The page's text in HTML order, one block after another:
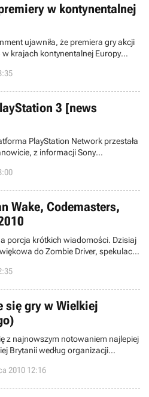
w kontynentalnej
ujawniła, że premiera gry akcji
krajach kontynentalnej Europy
trafi zatem na nasze półki
w Wielkiej Brytanii i zaledwie
3 [news
PlayStation Network przestała
z informacji Sony
wynika, że użytkownicy
potrafią zalogować się do
Wake, Codemasters,
porcja krótkich wiadomości. Dzisiaj
do Zombie Driver, spekulacje
dodatek DLC do
do lektury.
się gry w Wielkiej
z najnowszym notowaniem najlepiej
Brytanii według organizacji
między 21 a 27 lutego.
2010 12:16